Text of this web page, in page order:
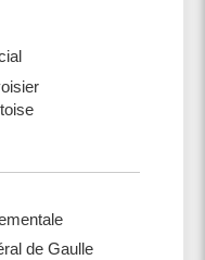
de Gaulle